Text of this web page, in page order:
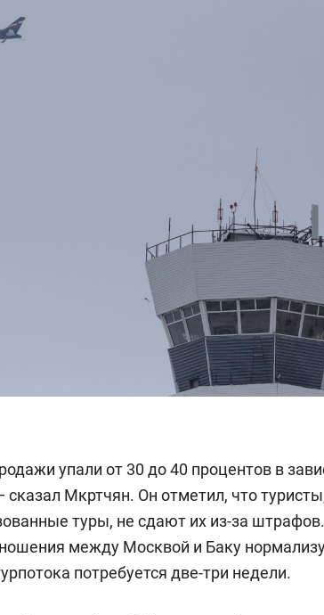
упали от 30 до 40 процентов в
сказал Мкртчян. Он отметил, что
туры, не сдают их из-за
между Москвой и Баку
потребуется две-три недели.